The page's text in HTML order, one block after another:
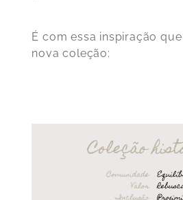
É com essa inspiração
nova coleção: